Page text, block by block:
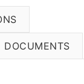
DOCUMENTS